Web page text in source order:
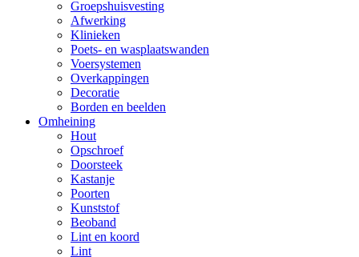
Groepshuisvesting
Afwerking
Klinieken
Poets- en wasplaatswanden
Voersystemen
Overkappingen
Decoratie
Borden en beelden
Omheining
Hout
Opschroef
Doorsteek
Kastanje
Poorten
Kunststof
Beoband
Lint en koord
Lint